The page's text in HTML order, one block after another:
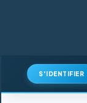
S'IDENTIFIER